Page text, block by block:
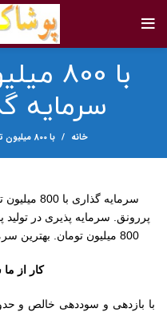
با
سرمایه
خانه با 800 میلیون تومان کجا سرمایه گذاری کنیم؟
سرمایه
پررونق. سرمایه پذیری در
800 میلیون تومان. بهترین سرمایه گذاری با هشتصد میلیون تومان.
کار از